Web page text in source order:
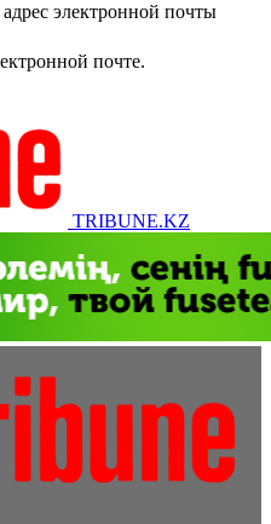
электронной почты
почте.
TRIBUNE.KZ